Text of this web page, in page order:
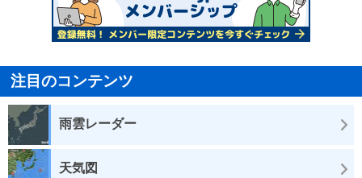
注目のコンテンツ
雨雲レーダー
天気図